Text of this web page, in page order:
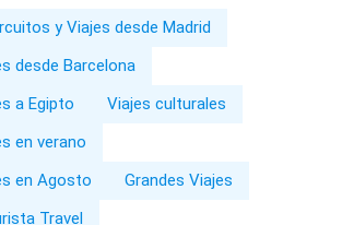
y Viajes desde Madrid
desde Barcelona
a Egipto
Viajes culturales
en verano
en Agosto
Grandes Viajes
Travel